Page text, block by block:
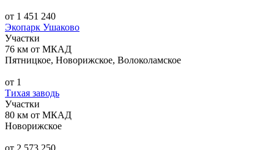
от 1 451 240
Экопарк Ушаково
Участки
76 км от МКАД
Пятницкое, Новорижское, Волоколамское
от 1
Тихая заводь
Участки
80 км от МКАД
Новорижское
от 2 573 250